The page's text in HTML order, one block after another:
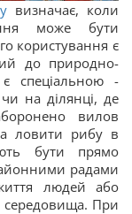
визначає, коли
може бути
користування є
до природно-
спеціальною -
на ділянці, де
вилов
ловити рибу в
бути прямо
радами
людей або
середовища. При